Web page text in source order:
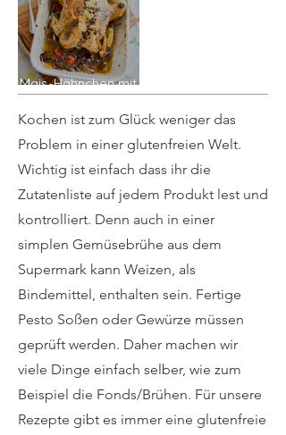
Mais-Hähnchen mit
Zitrone & Kräutern
Kochen ist zum Glück weniger das
Problem in einer glutenfreien Welt.
Wichtig ist einfach dass ihr die
Zutatenliste auf jedem Produkt lest und
kontrolliert. Denn auch in einer
simplen Gemüsebrühe aus dem
Supermark kann Weizen, als
Bindemittel, enthalten sein. Fertige
Pesto Soßen oder Gewürze müssen
geprüft werden. Daher machen wir
viele Dinge einfach selber, wie zum
Beispiel die Fonds/Brühen. Für unsere
Rezepte gibt es immer eine glutenfreie